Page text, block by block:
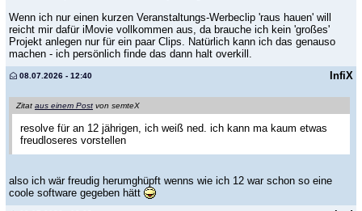
Wenn ich nur einen kurzen Veranstaltungs-Werbeclip 'raus hauen' will
reicht mir dafür iMovie vollkommen aus, da brauche ich kein 'großes'
Projekt anlegen nur für ein paar Clips. Natürlich kann ich das genauso
machen - ich persönlich finde das dann halt overkill.
InfiX
08.07.2026 - 12:40
Zitat aus einem Post von semteX
resolve für an 12 jährigen, ich weiß ned. ich kann ma kaum etwas
freudloseres vorstellen
also ich wär freudig herumghüpft wenns wie ich 12 war schon so eine
coole software gegeben hätt